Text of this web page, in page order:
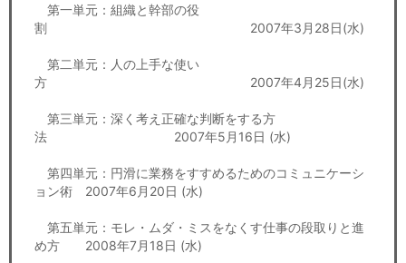
第一単元：組織と幹部の役
割 2007年3月28日(水)
第二単元：人の上手な使い
方 2007年4月25日(水)
第三単元：深く考え正確な判断をする方
法 2007年5月16日 (水)
第四単元：円滑に業務をすすめるためのコミュニケーシ
ョン術 2007年6月20日 (水)
第五単元：モレ・ムダ・ミスをなくす仕事の段取りと進
め方 2008年7月18日 (水)